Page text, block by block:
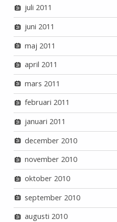
juli 2011
juni 2011
maj 2011
april 2011
mars 2011
februari 2011
januari 2011
december 2010
november 2010
oktober 2010
september 2010
augusti 2010